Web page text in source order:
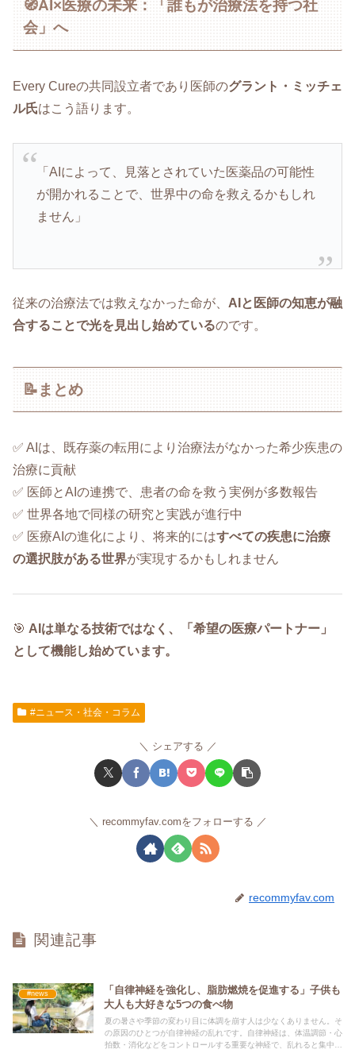
🧭AI×医療の未来：「誰もが治療法を持つ社
会」へ
Every Cureの共同設立者であり医師のグラント・ミッチェ
ル氏はこう語ります。
「AIによって、見落とされていた医薬品の可能性
が開かれることで、世界中の命を救えるかもしれ
ません」
従来の治療法では救えなかった命が、 AIと医師の知恵が融
合することで光を見出し始めているのです。
📝まとめ
✅ AIは、既存薬の転用により治療法がなかった希少疾患の
治療に貢献
✅ 医師とAIの連携で、患者の命を救う実例が多数報告
✅ 世界各地で同様の研究と実践が進行中
✅ 医療AIの進化により、将来的にはすべての疾患に治療
の選択肢がある世界が実現するかもしれません
🎯 AIは単なる技術ではなく、「希望の医療パートナー」
として機能し始めています。
#ニュース・社会・コラム
シェアする
recommyfav.comをフォローする
recommyfav.com
関連記事
#news
「自律神経を強化し、脂肪燃焼を促進する」子供も
大人も大好きな5つの食べ物
夏の暑さや季節の変わり目に体調を崩す人は少なくありません。そ
の原因のひとつが自律神経の乱れです。自律神経は、体温調節・心
拍数・消化などをコントロールする重要な神経で、乱れると集中力